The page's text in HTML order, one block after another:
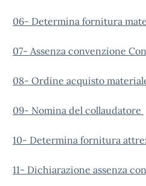
06- Determina fornitura
07- Assenza convenzione
08- Ordine acquisto
09- Nomina del collaudatore
10- Determina fornitura
11- Dichiarazione assenza